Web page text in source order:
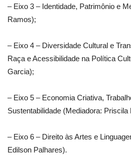
– Eixo 3 – Identidade, Patrimônio e
Ramos);
– Eixo 4 – Diversidade Cultural e
Raça e Acessibilidade na Política
Garcia);
– Eixo 5 – Economia Criativa,
Sustentabilidade (Mediadora: Priscila
– Eixo 6 – Direito às Artes e
Edilson Palhares).